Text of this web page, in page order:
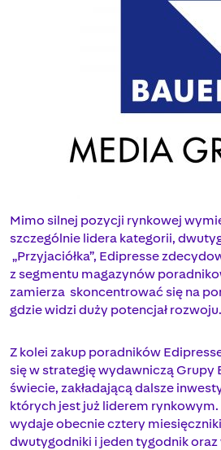
Mimo silnej pozycji rynkowej
szczególnie lidera kategorii,
„Przyjaciółka”, Edipresse
z segmentu magazynów
zamierza skoncentrować się na
gdzie widzi duży potencjał rozwoju.
Z kolei zakup poradników
się w strategię wydawniczą Grupy
świecie, zakładającą dalsze
których jest już liderem rynkowym.
wydaje obecnie cztery
dwutygodniki i jeden tygodnik